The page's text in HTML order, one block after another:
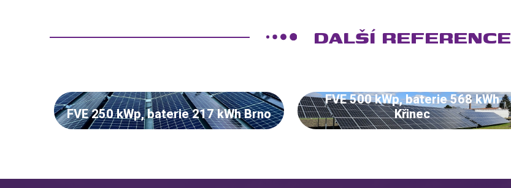
DALŠÍ REFERENCE
FVE 250 kWp, baterie 217 kWh Brno
FVE 500 kWp, baterie 568 kWh
Křinec